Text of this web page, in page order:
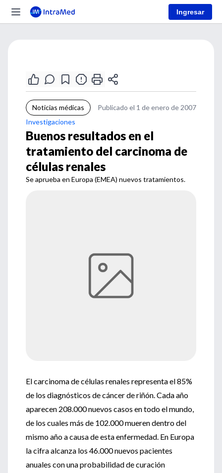
Ingresar
Noticias médicas
Publicado el 1 de enero de 2007
Investigaciones
Buenos resultados en el
tratamiento del carcinoma de
células renales
Se aprueba en Europa (EMEA) nuevos tratamientos.
El carcinoma de células renales representa el 85%
de los diagnósticos de cáncer de riñón. Cada año
aparecen 208.000 nuevos casos en todo el mundo,
de los cuales más de 102.000 mueren dentro del
mismo año a causa de esta enfermedad. En Europa
la cifra alcanza los 46.000 nuevos pacientes
anuales con una probabilidad de curación